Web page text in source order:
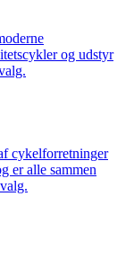
og udstyr
cykelforretninger
er alle sammen